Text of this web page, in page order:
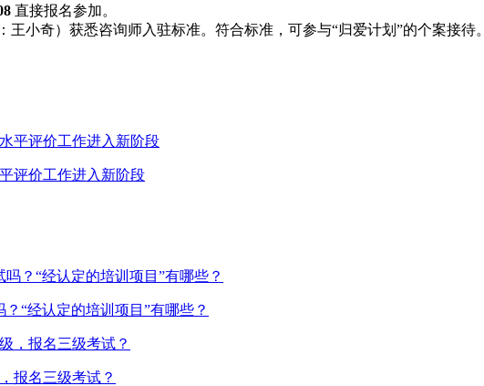
直接报名参加。
王小奇）获悉咨询师入驻标准。符合标准，可参与“归爱计划”的个案接待。
评价工作进入新阶段
“经认定的培训项目”有哪些？
报名三级考试？